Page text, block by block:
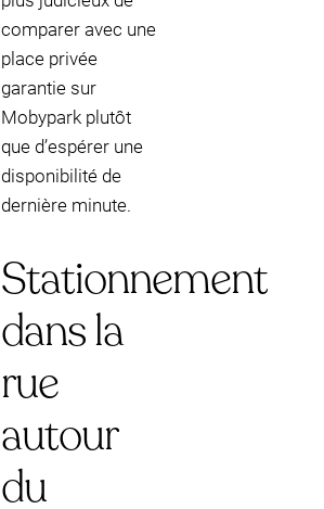
comparer avec une
place privée
garantie sur
Mobypark plutôt
que d’espérer une
disponibilité de
dernière minute.
Stationnement
dans la
rue
autour
du